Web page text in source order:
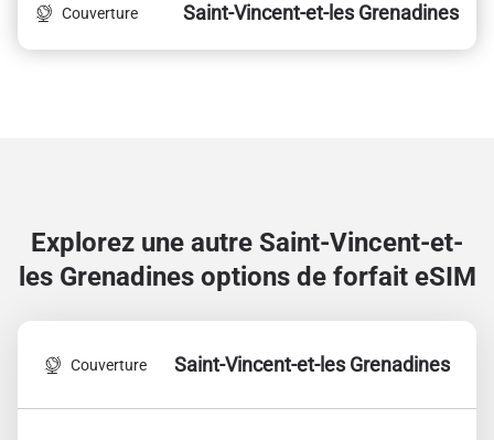
Couverture Saint-Vincent-et-les Grenadines
Explorez une autre Saint-Vincent-et-
les Grenadines options de forfait eSIM
Couverture Saint-Vincent-et-les Grenadines